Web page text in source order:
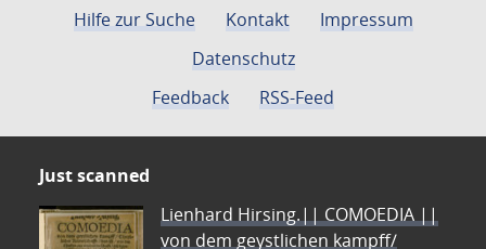
Hilfe zur Suche Kontakt
Impressum
Datenschutz
Feedback
RSS-Feed
Just scanned
Lienhard Hirsing.|| COMOEDIA ||
von dem geystlichen kampff/